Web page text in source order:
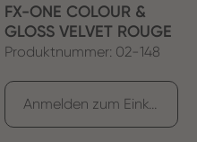
FX-ONE COLOUR &
GLOSS VELVET ROUGE
Produktnummer: 02-148